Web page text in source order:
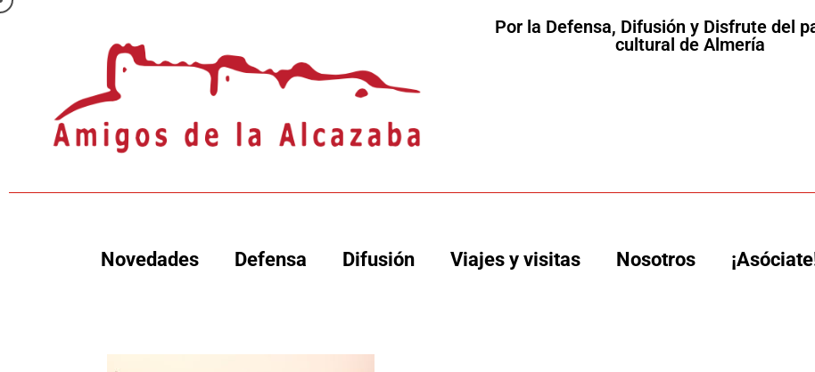
Por la Defensa, Difusión y Disfrute del
cultural de Almería
Novedades Defensa Difusión Viajes y visitas Nosotros